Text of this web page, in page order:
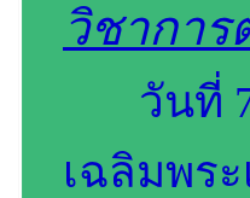
วิชาการ
วันที่
เฉลิมพร